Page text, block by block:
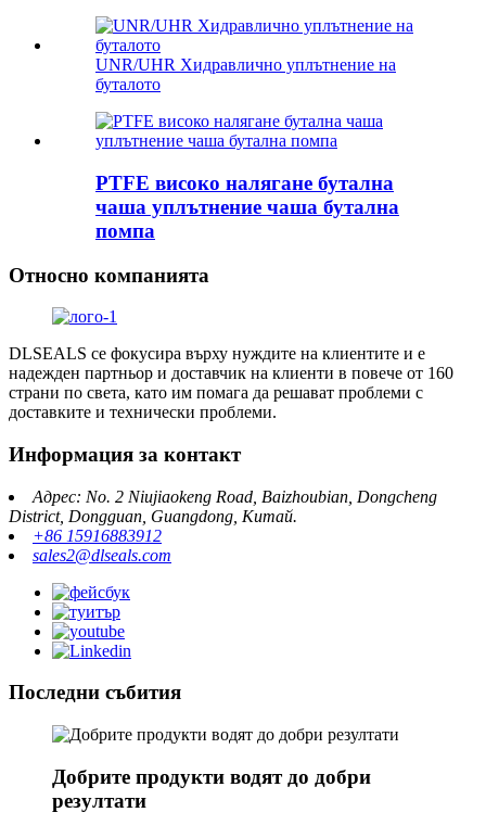
UNR/UHR Хидравлично уплътнение на
буталото
PTFE високо налягане бутална
чаша уплътнение чаша бутална
помпа
Относно компанията
DLSEALS се фокусира върху нуждите на клиентите и е
надежден партньор и доставчик на клиенти в повече от 160
страни по света, като им помага да решават проблеми с
доставките и технически проблеми.
Информация за контакт
Адрес: No. 2 Niujiaokeng Road, Baizhoubian, Dongcheng
District, Dongguan, Guangdong, Китай.
+86 15916883912
sales2@dlseals.com
Последни събития
Добрите продукти водят до добри
резултати